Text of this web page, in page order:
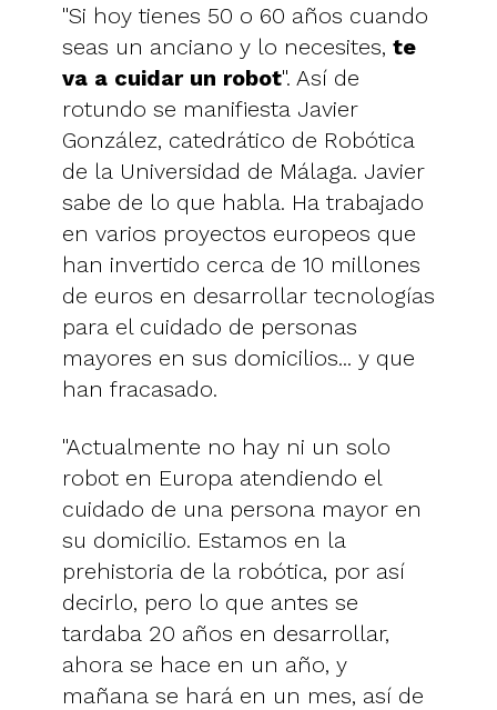
"Si hoy tienes 50 o 60 años cuando
seas un anciano y lo necesites, te
va a cuidar un robot". Así de
rotundo se manifiesta Javier
González, catedrático de Robótica
de la Universidad de Málaga. Javier
sabe de lo que habla. Ha trabajado
en varios proyectos europeos que
han invertido cerca de 10 millones
de euros en desarrollar tecnologías
para el cuidado de personas
mayores en sus domicilios... y que
han fracasado.
"Actualmente no hay ni un solo
robot en Europa atendiendo el
cuidado de una persona mayor en
su domicilio. Estamos en la
prehistoria de la robótica, por así
decirlo, pero lo que antes se
tardaba 20 años en desarrollar,
ahora se hace en un año, y
mañana se hará en un mes, así de